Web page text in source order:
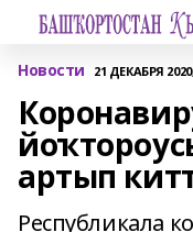
Новости 21 ДЕКАБРЯ
артып
Республикала